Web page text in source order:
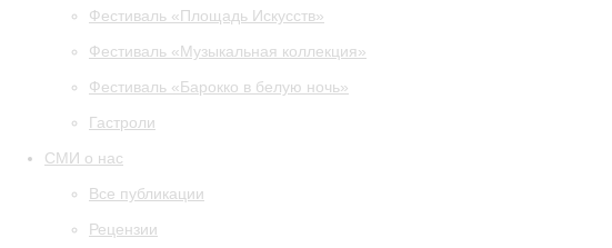
Фестиваль «Площадь Искусств»
Фестиваль «Музыкальная коллекция»
Фестиваль «Барокко в белую ночь»
Гастроли
СМИ о нас
Все публикации
Рецензии